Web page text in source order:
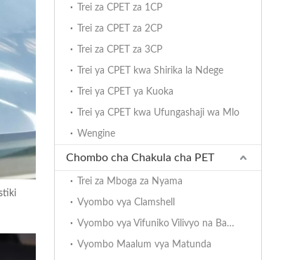
Trei za CPET za 1CP
Trei za CPET za 2CP
Trei za CPET za 3CP
Trei ya CPET kwa Shirika la Ndege
Trei ya CPET ya Kuoka
Trei ya CPET kwa Ufungashaji wa Mlo
Wengine
Chombo cha Chakula cha PET
Trei za Mboga za Nyama
Vyombo vya Clamshell
Vyombo vya Vifuniko Vilivyo na Bawaba
Vyombo Maalum vya Matunda